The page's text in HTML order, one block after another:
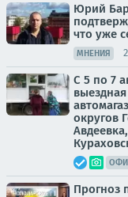
Юрий
что уже
МНЕНИЯ
С 5 по 7
округов
Прогноз